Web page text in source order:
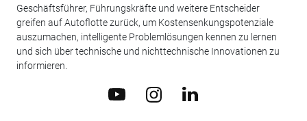
Geschäftsführer, Führungskräfte und weitere Entscheider
greifen auf Autoflotte zurück, um Kostensenkungspotenziale
auszumachen, intelligente Problemlösungen kennen zu lernen
und sich über technische und nichttechnische Innovationen zu
informieren.